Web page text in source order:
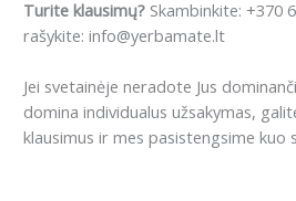
Turite klausimų? Skambinkite: +370
rašykite: info@yerbamate.lt
Jei svetainėje neradote Jus
domina individualus užsakymas,
klausimus ir mes pasistengsime kuo